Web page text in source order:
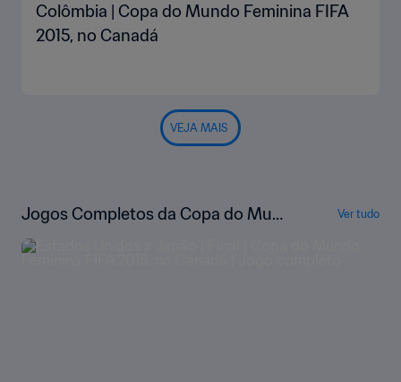
Colômbia | Copa do Mundo Feminina FIFA
2015, no Canadá
VEJA MAIS
Jogos Completos da Copa do Mun
do Feminina da FIFA de 2015, no Ca
nadá
Ver tudo